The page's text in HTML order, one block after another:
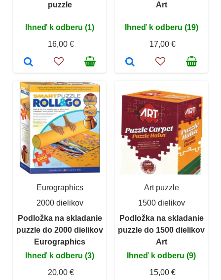
puzzle
Ihneď k odberu (1)
16,00 €
Art
Ihneď k odberu (19)
17,00 €
Eurographics
2000 dielikov
Podložka na skladanie
puzzle do 2000 dielikov
Eurographics
Ihneď k odberu (3)
20,00 €
Art puzzle
1500 dielikov
Podložka na skladanie
puzzle do 1500 dielikov
Art
Ihneď k odberu (9)
15,00 €